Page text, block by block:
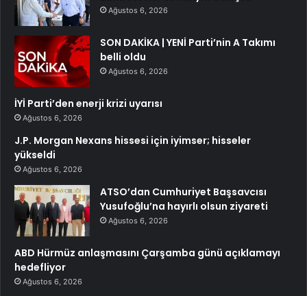
Ağustos 6, 2026
SON DAKİKA | YENİ Parti’nin A Takımı
belli oldu
Ağustos 6, 2026
İYİ Parti’den enerji krizi uyarısı
Ağustos 6, 2026
J.P. Morgan Nexans hissesi için iyimser; hisseler
yükseldi
Ağustos 6, 2026
ATSO’dan Cumhuriyet Başsavcısı
Yusufoğlu’na hayırlı olsun ziyareti
Ağustos 6, 2026
ABD Hürmüz anlaşmasını Çarşamba günü açıklamayı
hedefliyor
Ağustos 6, 2026